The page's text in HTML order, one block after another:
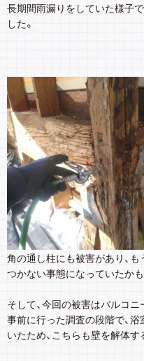
長期間雨漏りをしていた様子
した。
角の通し柱にも被害があり、
つかない事態になっていたかも
そして、今回の被害はバルコ
事前に行った調査の段階で、
いたため、こちらも壁を解体す